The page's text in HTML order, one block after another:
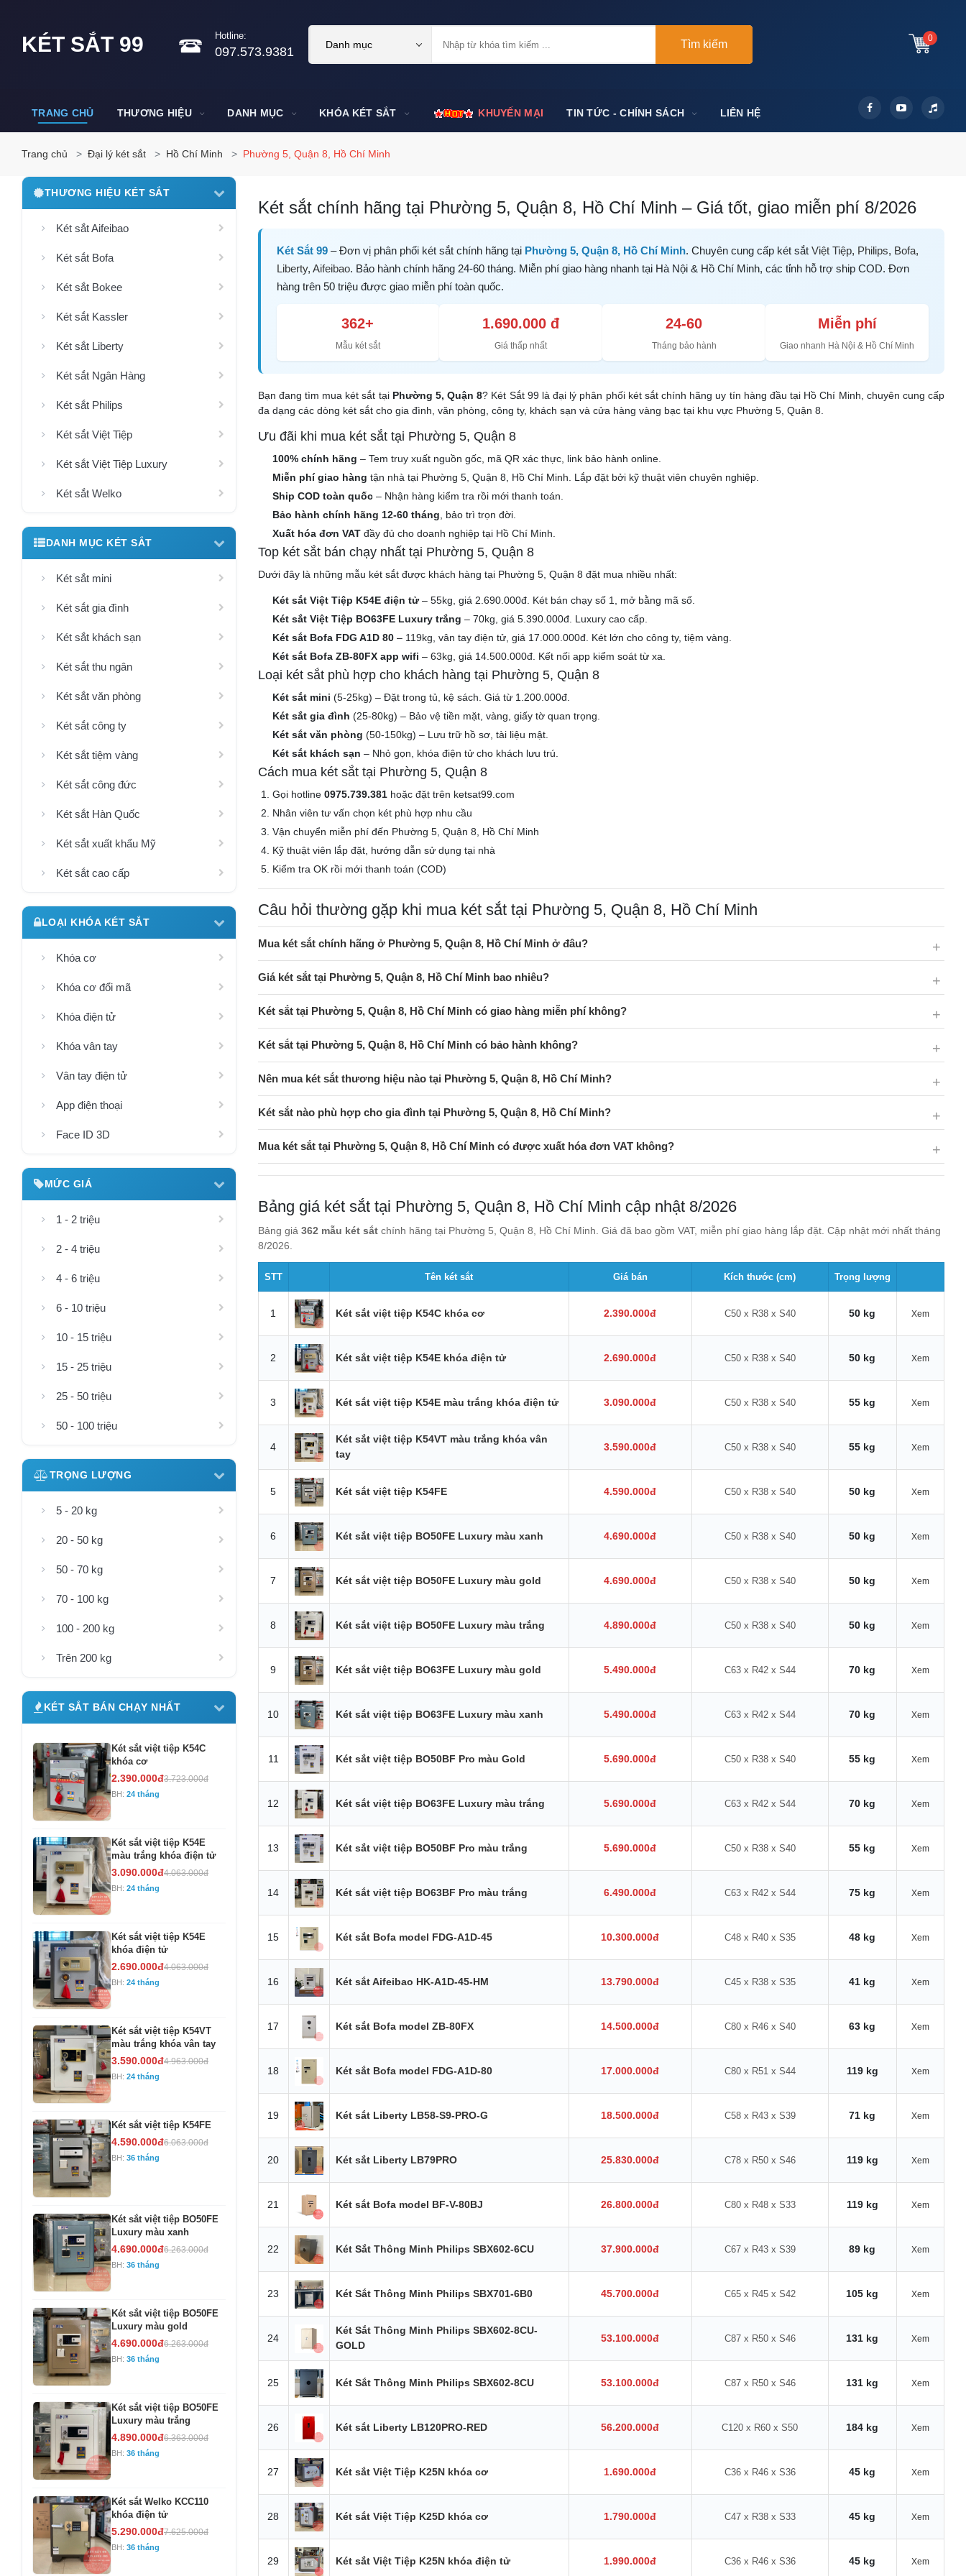
KÉT SẮT 99 Hotline:
097.573.9381
0
Danh mục Tìm kiếm
TRANG CHỦ THƯƠNG HIỆU DANH MỤC KHÓA KÉT SẮT KHUYẾN MẠI TIN TỨC - CHÍNH SÁCH LIÊN HỆ
Trang chủ Đại lý két sắt Hồ Chí Minh Phường 5, Quận 8, Hồ Chí Minh
THƯƠNG HIỆU KÉT SẮT
Két sắt Aifeibao
Két sắt Bofa
Két sắt Bokee
Két sắt Kassler
Két sắt Liberty
Két sắt Ngân Hàng
Két sắt Philips
Két sắt Việt Tiệp
Két sắt Việt Tiệp Luxury
Két sắt Welko
DANH MỤC KÉT SẮT
Két sắt mini
Két sắt gia đình
Két sắt khách sạn
Két sắt thu ngân
Két sắt văn phòng
Két sắt công ty
Két sắt tiệm vàng
Két sắt công đức
Két sắt Hàn Quốc
Két sắt xuất khẩu Mỹ
Két sắt cao cấp
LOẠI KHÓA KÉT SẮT
Khóa cơ
Khóa cơ đổi mã
Khóa điện tử
Khóa vân tay
Vân tay điện tử
App điện thoại
Face ID 3D
MỨC GIÁ
1 - 2 triệu
2 - 4 triệu
4 - 6 triệu
6 - 10 triệu
10 - 15 triệu
15 - 25 triệu
25 - 50 triệu
50 - 100 triệu
TRỌNG LƯỢNG
5 - 20 kg
20 - 50 kg
50 - 70 kg
70 - 100 kg
100 - 200 kg
Trên 200 kg
KÉT SẮT BÁN CHẠY NHẤT
Két sắt việt tiệp K54C
khóa cơ
2.390.000đ3.723.000đ
BH: 24 tháng
Két sắt việt tiệp K54E
màu trắng khóa điện tử
3.090.000đ4.063.000đ
BH: 24 tháng
Két sắt việt tiệp K54E
khóa điện tử
2.690.000đ4.063.000đ
BH: 24 tháng
Két sắt việt tiệp K54VT
màu trắng khóa vân tay
3.590.000đ4.963.000đ
BH: 24 tháng
Két sắt việt tiệp K54FE
4.590.000đ6.063.000đ
BH: 36 tháng
Két sắt việt tiệp BO50FE
Luxury màu xanh
4.690.000đ6.263.000đ
BH: 36 tháng
Két sắt việt tiệp BO50FE
Luxury màu gold
4.690.000đ6.263.000đ
BH: 36 tháng
Két sắt việt tiệp BO50FE
Luxury màu trắng
4.890.000đ6.363.000đ
BH: 36 tháng
Két sắt Welko KCC110
khóa điện tử
5.290.000đ7.625.000đ
BH: 36 tháng
Két sắt chính hãng tại Phường 5, Quận 8, Hồ Chí Minh – Giá tốt, giao miễn phí 8/2026
Két Sắt 99– Đơn vị phân phối két sắt chính hãng tại Phường 5, Quận 8, Hồ Chí Minh. Chuyên cung cấp két sắt Việt Tiệp, Philips, Bofa,
Liberty, Aifeibao. Bảo hành chính hãng 24-60 tháng. Miễn phí giao hàng nhanh tại Hà Nội & Hồ Chí Minh, các tỉnh hỗ trợ ship COD. Đơn
hàng trên 50 triệu được giao miễn phí toàn quốc.
362+
Mẫu két sắt
1.690.000 đ
Giá thấp nhất
24-60
Tháng bảo hành
Miễn phí
Giao nhanh Hà Nội & Hồ Chí Minh
Bạn đang tìm mua két sắt tại Phường 5, Quận 8? Két Sắt 99 là đại lý phân phối két sắt chính hãng uy tín hàng đầu tại Hồ Chí Minh, chuyên cung cấp
đa dạng các dòng két sắt cho gia đình, văn phòng, công ty, khách sạn và cửa hàng vàng bạc tại khu vực Phường 5, Quận 8.
Ưu đãi khi mua két sắt tại Phường 5, Quận 8
100% chính hãng – Tem truy xuất nguồn gốc, mã QR xác thực, link bảo hành online.
Miễn phí giao hàng tận nhà tại Phường 5, Quận 8, Hồ Chí Minh. Lắp đặt bởi kỹ thuật viên chuyên nghiệp.
Ship COD toàn quốc– Nhận hàng kiểm tra rồi mới thanh toán.
Bảo hành chính hãng 12-60 tháng , bảo trì trọn đời.
Xuất hóa đơn VATđầy đủ cho doanh nghiệp tại Hồ Chí Minh.
Top két sắt bán chạy nhất tại Phường 5, Quận 8
Dưới đây là những mẫu két sắt được khách hàng tại Phường 5, Quận 8 đặt mua nhiều nhất:
Két sắt Việt Tiệp K54E điện tử– 55kg, giá 2.690.000đ. Két bán chạy số 1, mở bằng mã số.
Két sắt Việt Tiệp BO63FE Luxury trắng – 70kg, giá 5.390.000đ. Luxury cao cấp.
Két sắt Bofa FDG A1D 80– 119kg, vân tay điện tử, giá 17.000.000đ. Két lớn cho công ty, tiệm vàng.
Két sắt Bofa ZB-80FX app wifi – 63kg, giá 14.500.000đ. Kết nối app kiểm soát từ xa.
Loại két sắt phù hợp cho khách hàng tại Phường 5, Quận 8
Két sắt mini (5-25kg) – Đặt trong tủ, kệ sách. Giá từ 1.200.000đ.
Két sắt gia đình (25-80kg) – Bảo vệ tiền mặt, vàng, giấy tờ quan trọng.
Két sắt văn phòng (50-150kg) – Lưu trữ hồ sơ, tài liệu mật.
Két sắt khách sạn – Nhỏ gọn, khóa điện tử cho khách lưu trú.
Cách mua két sắt tại Phường 5, Quận 8
Gọi hotline 0975.739.381hoặc đặt trên ketsat99.com
Nhân viên tư vấn chọn két phù hợp nhu cầu
Vận chuyển miễn phí đến Phường 5, Quận 8, Hồ Chí Minh
Kỹ thuật viên lắp đặt, hướng dẫn sử dụng tại nhà
Kiểm tra OK rồi mới thanh toán (COD)
Câu hỏi thường gặp khi mua két sắt tại Phường 5, Quận 8, Hồ Chí Minh
Mua két sắt chính hãng ở Phường 5, Quận 8, Hồ Chí Minh ở đâu?
Giá két sắt tại Phường 5, Quận 8, Hồ Chí Minh bao nhiêu?
Két sắt tại Phường 5, Quận 8, Hồ Chí Minh có giao hàng miễn phí không?
Két sắt tại Phường 5, Quận 8, Hồ Chí Minh có bảo hành không?
Nên mua két sắt thương hiệu nào tại Phường 5, Quận 8, Hồ Chí Minh?
Két sắt nào phù hợp cho gia đình tại Phường 5, Quận 8, Hồ Chí Minh?
Mua két sắt tại Phường 5, Quận 8, Hồ Chí Minh có được xuất hóa đơn VAT không?
Bảng giá két sắt tại Phường 5, Quận 8, Hồ Chí Minh cập nhật 8/2026
Bảng giá 362 mẫu két sắtchính hãng tại Phường 5, Quận 8, Hồ Chí Minh. Giá đã bao gồm VAT, miễn phí giao hàng lắp đặt. Cập nhật mới nhất tháng
8/2026.
STT Tên két sắt Giá bán Kích thước (cm) Trọng lượng
1 Két sắt việt tiệp K54C khóa cơ 2.390.000đ C50 x R38 x S40 50 kg Xem
2 Két sắt việt tiệp K54E khóa điện tử 2.690.000đ C50 x R38 x S40 50 kg Xem
3 Két sắt việt tiệp K54E màu trắng khóa điện tử 3.090.000đ C50 x R38 x S40 55 kg Xem
4
Két sắt việt tiệp K54VT màu trắng khóa vân
tay
3.590.000đ C50 x R38 x S40 55 kg Xem
5 Két sắt việt tiệp K54FE 4.590.000đ C50 x R38 x S40 50 kg Xem
6 Két sắt việt tiệp BO50FE Luxury màu xanh 4.690.000đ C50 x R38 x S40 50 kg Xem
7 Két sắt việt tiệp BO50FE Luxury màu gold 4.690.000đ C50 x R38 x S40 50 kg Xem
8 Két sắt việt tiệp BO50FE Luxury màu trắng 4.890.000đ C50 x R38 x S40 50 kg Xem
9 Két sắt việt tiệp BO63FE Luxury màu gold 5.490.000đ C63 x R42 x S44 70 kg Xem
10 Két sắt việt tiệp BO63FE Luxury màu xanh 5.490.000đ C63 x R42 x S44 70 kg Xem
11 Két sắt việt tiệp BO50BF Pro màu Gold 5.690.000đ C50 x R38 x S40 55 kg Xem
12 Két sắt việt tiệp BO63FE Luxury màu trắng 5.690.000đ C63 x R42 x S44 70 kg Xem
13 Két sắt việt tiệp BO50BF Pro màu trắng 5.690.000đ C50 x R38 x S40 55 kg Xem
14 Két sắt việt tiệp BO63BF Pro màu trắng 6.490.000đ C63 x R42 x S44 75 kg Xem
15 Két sắt Bofa model FDG-A1D-45 10.300.000đ C48 x R40 x S35 48 kg Xem
16 Két sắt Aifeibao HK-A1D-45-HM 13.790.000đ C45 x R38 x S35 41 kg Xem
17 Két sắt Bofa model ZB-80FX 14.500.000đ C80 x R46 x S40 63 kg Xem
18 Két sắt Bofa model FDG-A1D-80 17.000.000đ C80 x R51 x S44 119 kg Xem
19 Két sắt Liberty LB58-S9-PRO-G 18.500.000đ C58 x R43 x S39 71 kg Xem
20 Két sắt Liberty LB79PRO 25.830.000đ C78 x R50 x S46 119 kg Xem
21 Két sắt Bofa model BF-V-80BJ 26.800.000đ C80 x R48 x S33 119 kg Xem
22 Két Sắt Thông Minh Philips SBX602-6CU 37.900.000đ C67 x R43 x S39 89 kg Xem
23 Két Sắt Thông Minh Philips SBX701-6B0 45.700.000đ C65 x R45 x S42 105 kg Xem
24
Két Sắt Thông Minh Philips SBX602-8CU-
GOLD
53.100.000đ C87 x R50 x S46 131 kg Xem
25 Két Sắt Thông Minh Philips SBX602-8CU 53.100.000đ C87 x R50 x S46 131 kg Xem
26 Két sắt Liberty LB120PRO-RED 56.200.000đ C120 x R60 x S50 184 kg Xem
27 Két sắt Việt Tiệp K25N khóa cơ 1.690.000đ C36 x R46 x S36 45 kg Xem
28 Két sắt Việt Tiệp K25D khóa cơ 1.790.000đ C47 x R38 x S33 45 kg Xem
29 Két sắt Việt Tiệp K25N khóa điện tử 1.990.000đ C36 x R46 x S36 45 kg Xem